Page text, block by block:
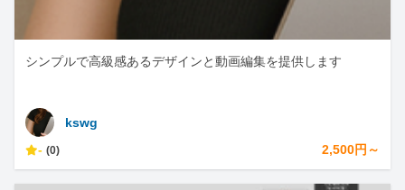
シンプルで高級感あるデザインと動画編集を提供します
kswg
- (0) 2,500円～